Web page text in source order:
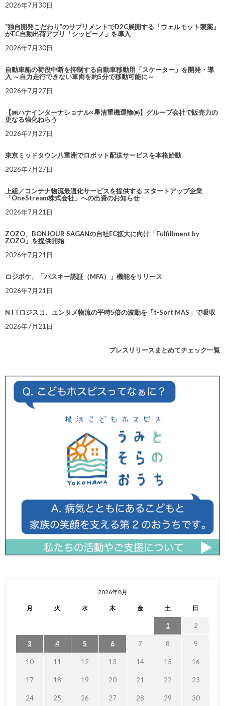
2026年7月30日
“独自開発こだわり”のサプリメントでD2C展開する「ウェルモット製薬」
がEC自動出荷アプリ「シッピーノ」を導入
2026年7月30日
自動車船の荷役中断を抑制する自動車移動用「スケーター」を開発・導
入 ～自力走行できない車両を約5分で移動可能に～
2026年7月27日
【㈱ハナインターナショナル×星清重機運輸㈱】グループ会社で販売力の
更なる強化ねらう
2026年7月27日
東京ミッドタウン八重洲でロボット配送サービスを本格始動
2026年7月27日
上組／コンテナ物流最適化サービスを提供する スタートアップ企業
「OneStream株式会社」への出資のお知らせ
2026年7月21日
ZOZO、BONJOUR SAGANの自社EC拡大に向け「Fulfillment by
ZOZO」を提供開始
2026年7月21日
ロジポケ、「パスキー認証（MFA）」機能をリリース
2026年7月21日
NTTロジスコ、エンタメ物流の平時5倍の波動を「t-Sort MAS」で吸収
2026年7月21日
プレスリリースまとめてチェック一覧
2026年8月
月 火 水 木 金 土 日
1 2
3 4 5 6 7 8 9
10 11 12 13 14 15 16
17 18 19 20 21 22 23
24 25 26 27 28 29 30